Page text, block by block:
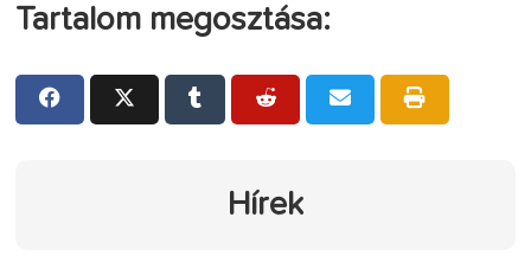
Tartalom megosztása:
Hírek